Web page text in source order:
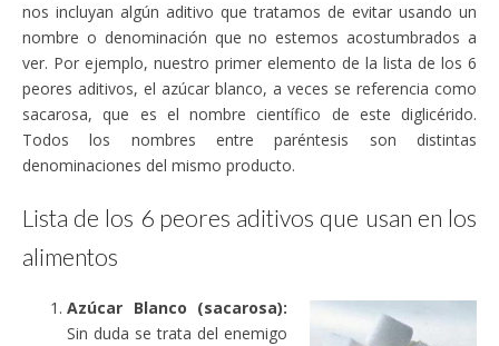
nos incluyan algún aditivo que tratamos de evitar usando un
nombre o denominación que no estemos acostumbrados a
ver. Por ejemplo, nuestro primer elemento de la lista de los 6
peores aditivos, el azúcar blanco, a veces se referencia como
sacarosa, que es el nombre científico de este diglicérido.
Todos los nombres entre paréntesis son distintas
denominaciones del mismo producto.
Lista de los 6 peores aditivos que usan en los
alimentos
Azúcar Blanco (sacarosa):
Sin duda se trata del enemigo